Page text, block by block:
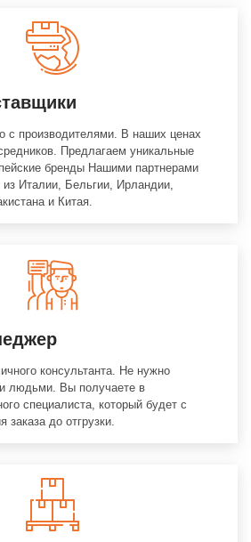
с производителями. В наших ценах
Предлагаем уникальные
бренды Нашими партнерами
Италии, Бельгии, Ирландии,
и Китая.
консультанта. Не нужно
людьми. Вы получаете в
специалиста, который будет с
до отгрузки.